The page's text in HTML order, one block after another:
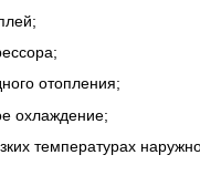
отопления;
охлаждение;
температурах